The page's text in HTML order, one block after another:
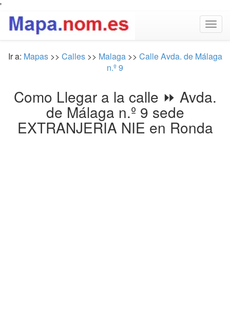
'
Ir a: Mapas >> Calles >> Malaga >> Calle Avda. de Málaga
n.º 9
Como Llegar a la calle ⏩ Avda.
de Málaga n.º 9 sede
EXTRANJERIA NIE en Ronda